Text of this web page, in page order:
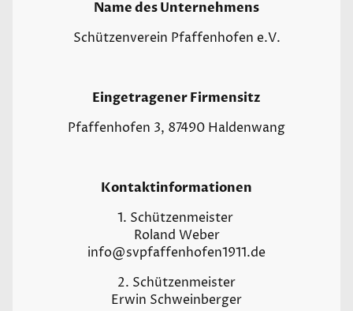
Name des Unternehmens
Schützenverein Pfaffenhofen e.V.
Eingetragener Firmensitz
Pfaffenhofen 3, 87490 Haldenwang
Kontaktinformationen
1. Schützenmeister
Roland Weber
info@svpfaffenhofen1911.de
2. Schützenmeister
Erwin Schweinberger